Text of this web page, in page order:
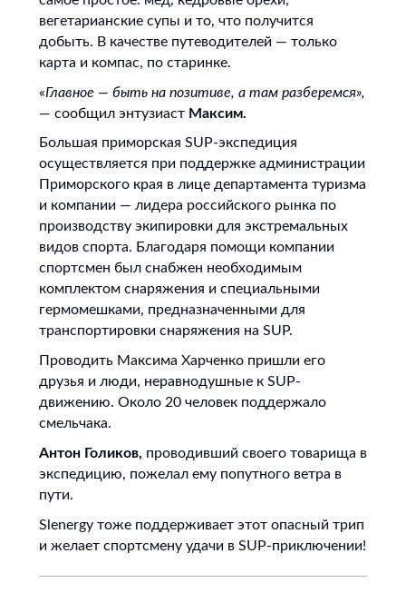
вегетарианские супы и то, что получится
добыть. В качестве путеводителей — только
карта и компас, по старинке.
«Главное — быть на позитиве, а там разберемся»,
— сообщил энтузиаст Максим.
Большая приморская SUP-экспедиция
осуществляется при поддержке администрации
Приморского края в лице департамента туризма
и компании — лидера российского рынка по
производству экипировки для экстремальных
видов спорта. Благодаря помощи компании
спортсмен был снабжен необходимым
комплектом снаряжения и специальными
гермомешками, предназначенными для
транспортировки снаряжения на SUP.
Проводить Максима Харченко пришли его
друзья и люди, неравнодушные к SUP-
движению. Около 20 человек поддержало
смельчака.
Антон Голиков, проводивший своего товарища в
экспедицию, пожелал ему попутного ветра в
пути.
Slenergy тоже поддерживает этот опасный трип
и желает спортсмену удачи в SUP-приключении!